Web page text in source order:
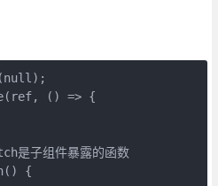
() => {
是子组件暴露的函数
{